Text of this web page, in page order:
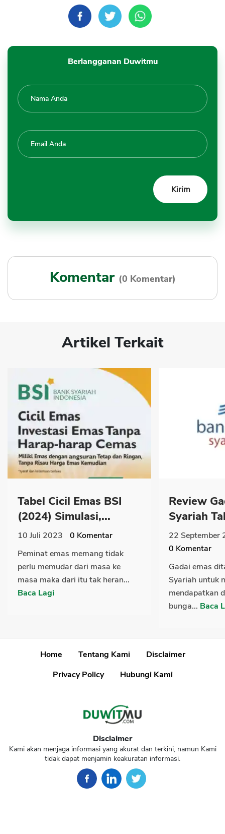
Berlangganan Duwitmu
Komentar (0 Komentar)
Artikel Terkait
Tabel Cicil Emas BSI
(2024) Simulasi,...
10 Juli 2023 0 Komentar
Peminat emas memang tidak
perlu memudar dari masa ke
masa maka dari itu tak heran...
Baca Lagi
Review
Syariah
22 September
0 Komentar
Gadai emas
Syariah untuk
mendapatkan
bunga... Baca
Home Tentang Kami
Disclaimer
Privacy Policy
Hubungi Kami
Disclaimer
Kami akan menjaga informasi yang akurat dan terkini, namun Kami
tidak dapat menjamin keakuratan informasi.